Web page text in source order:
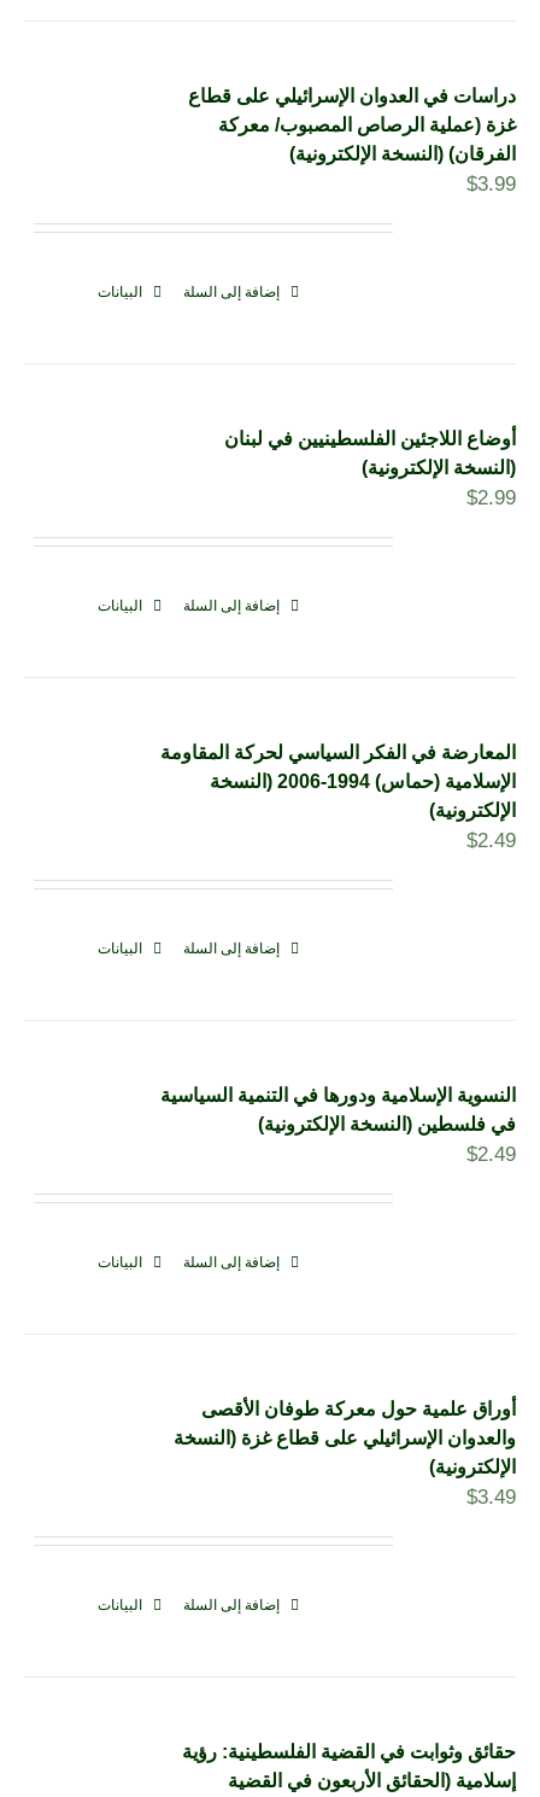
دراسات في العدوان الإسرائيلي على قطاع
غزة (عملية الرصاص المصبوب/ معركة
الفرقان) (النسخة الإلكترونية)
$3.99
إضافة إلى السلة البيانات
أوضاع اللاجئين الفلسطينيين في لبنان
(النسخة الإلكترونية)
$2.99
إضافة إلى السلة البيانات
المعارضة في الفكر السياسي لحركة المقاومة
الإسلامية (حماس) 1994-2006 (النسخة
الإلكترونية)
$2.49
إضافة إلى السلة البيانات
النسوية الإسلامية ودورها في التنمية السياسية
في فلسطين (النسخة الإلكترونية)
$2.49
إضافة إلى السلة البيانات
أوراق علمية حول معركة طوفان الأقصى
والعدوان الإسرائيلي على قطاع غزة (النسخة
الإلكترونية)
$3.49
إضافة إلى السلة البيانات
حقائق وثوابت في القضية الفلسطينية: رؤية
إسلامية (الحقائق الأربعون في القضية